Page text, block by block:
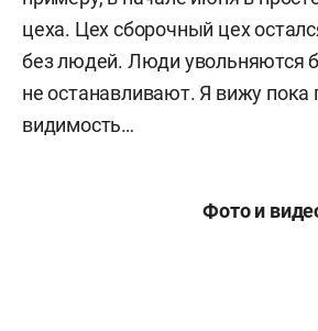
цеха. Цех сборочный цех
без людей. Люди увольняются
не останавливают. Я вижу пока
видимость…
Фото и